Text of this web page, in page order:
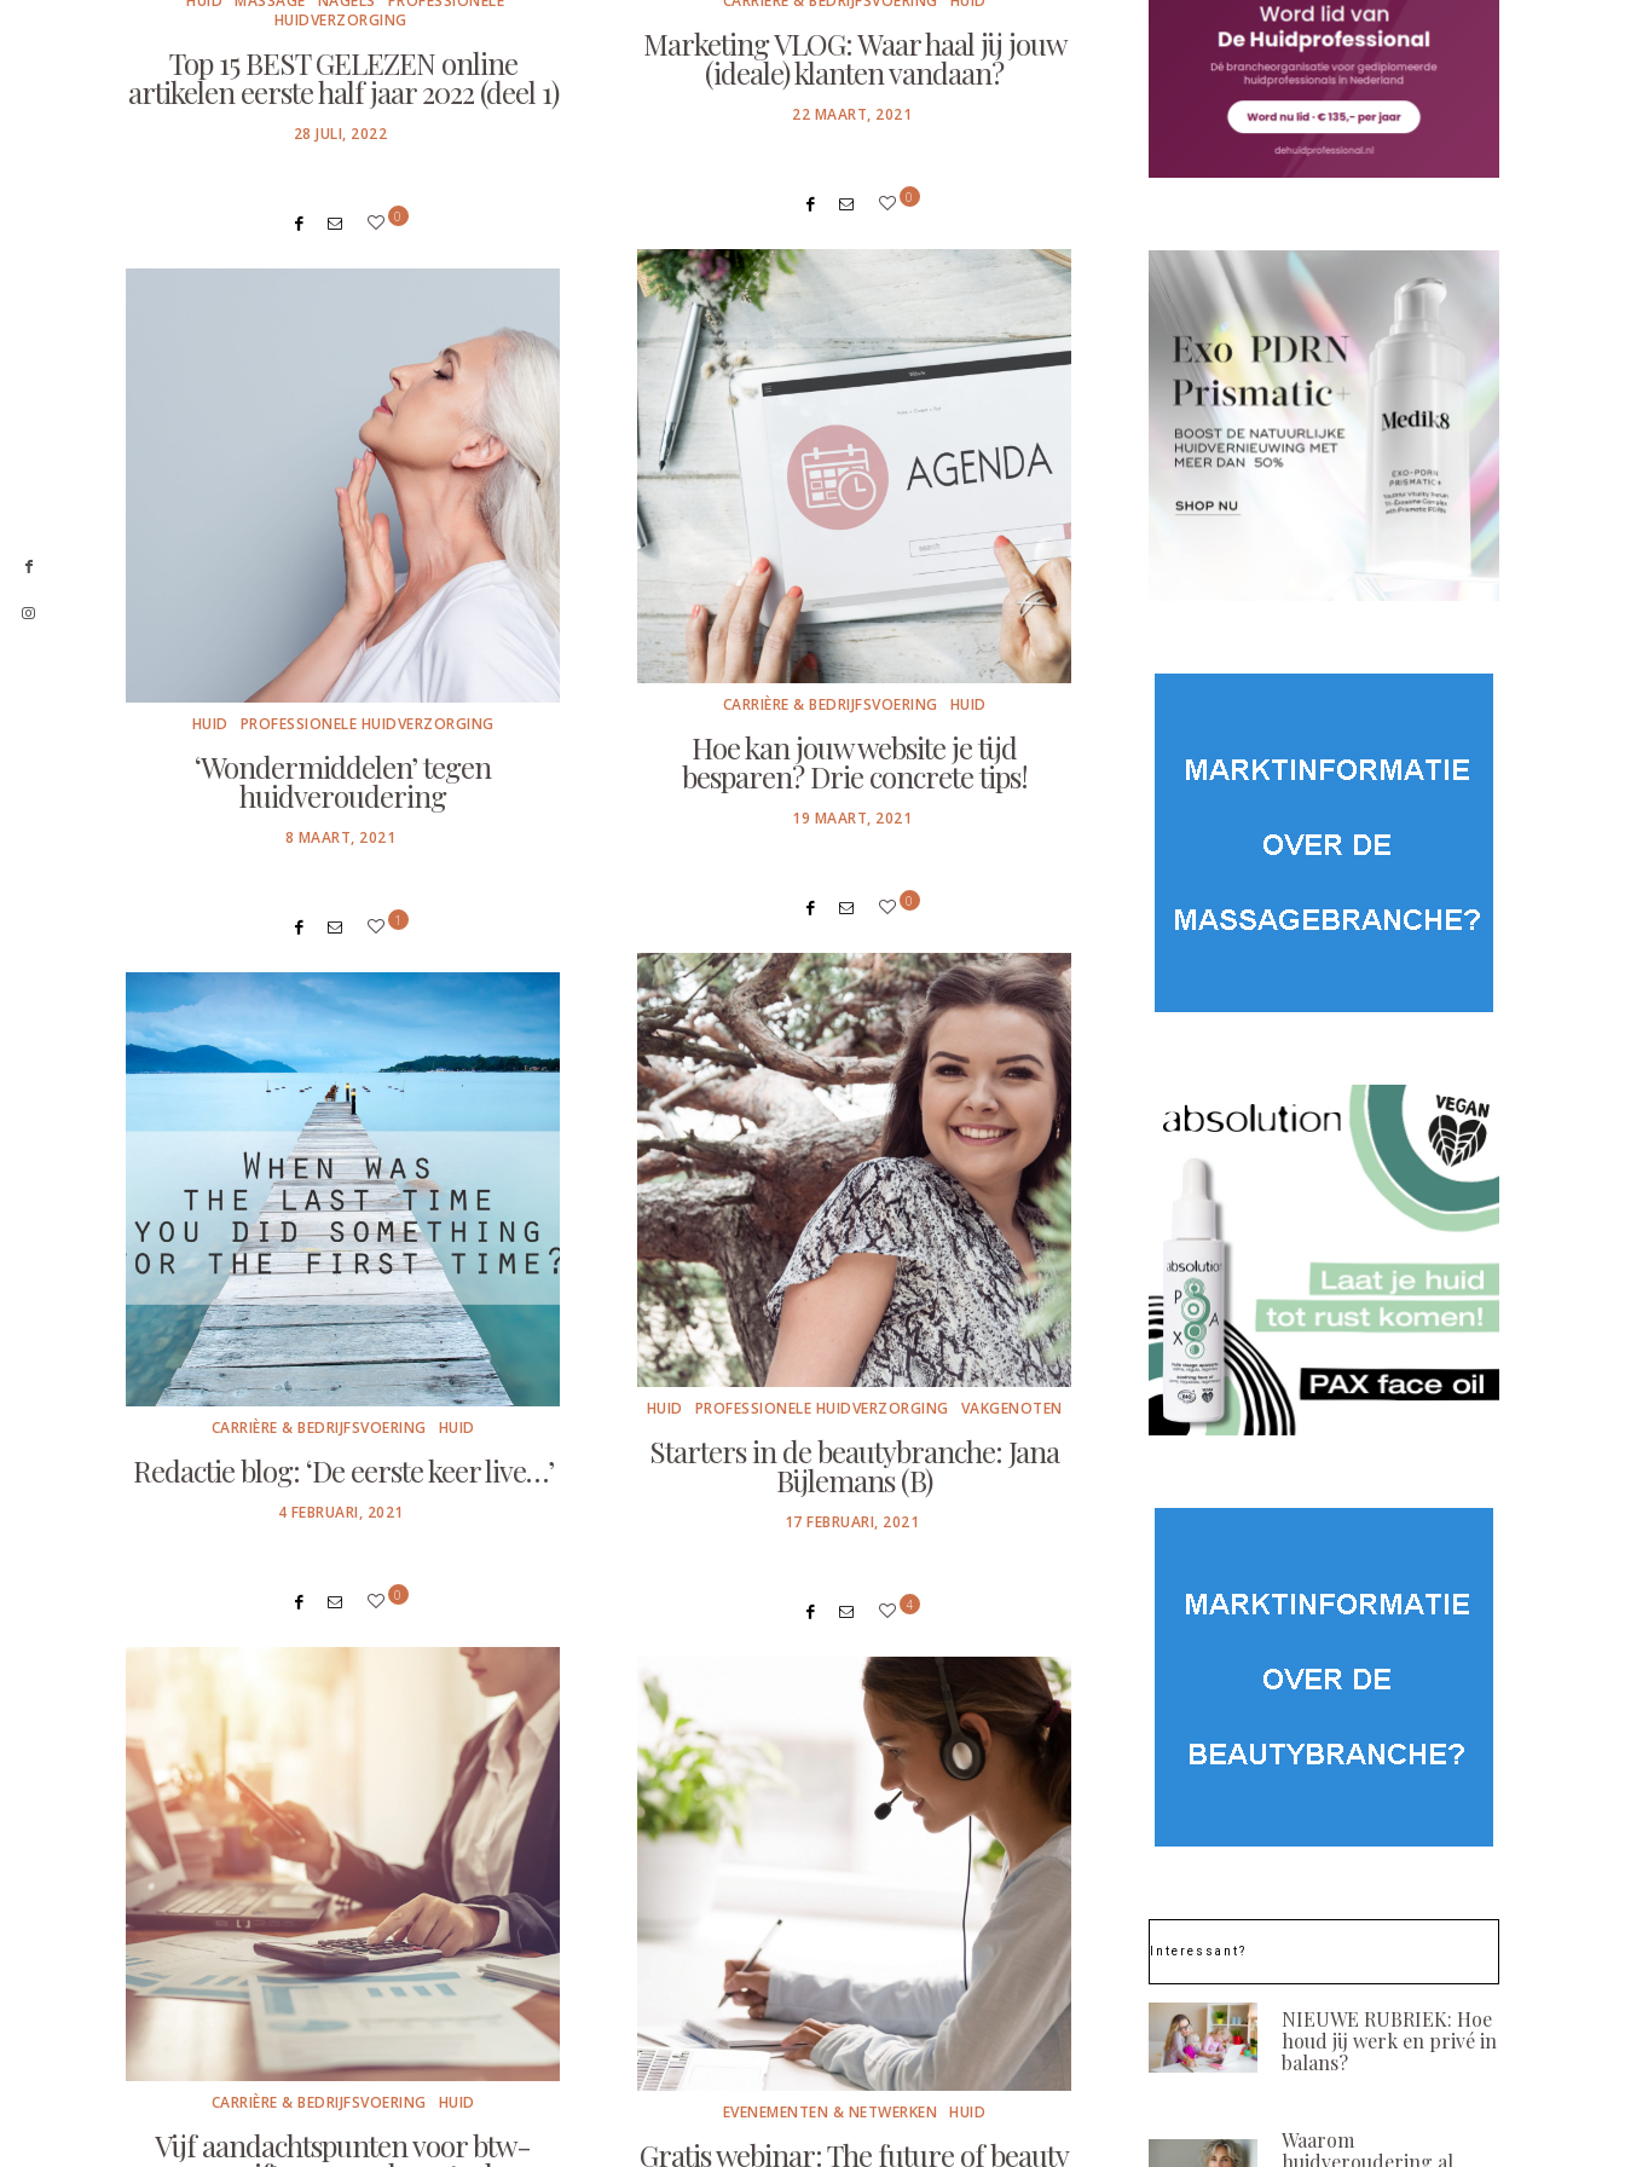
HUIDVERZORGING
Top 15 BEST GELEZEN online
artikelen eerste half jaar 2022 (deel 1)
POSTED
28 JULI, 2022
0
Marketing VLOG: Waar haal jij jouw
(ideale) klanten vandaan?
POSTED
22 MAART, 2021
0
CARRIÈRE & BEDRIJFSVOERING HUID
Hoe kan jouw website je tijd
besparen? Drie concrete tips!
POSTED
19 MAART, 2021
0
HUID PROFESSIONELE HUIDVERZORGING
‘Wondermiddelen’ tegen
huidveroudering
POSTED
8 MAART, 2021
1
HUID PROFESSIONELE HUIDVERZORGING VAKGENOTEN
Starters in de beautybranche: Jana
Bijlemans (B)
POSTED
17 FEBRUARI, 2021
4
CARRIÈRE & BEDRIJFSVOERING HUID
Redactie blog: ‘De eerste keer live…’
POSTED
4 FEBRUARI, 2021
0
CARRIÈRE & BEDRIJFSVOERING HUID
Vijf aandachtspunten voor btw-
EVENEMENTEN & NETWERKEN HUID
Gratis webinar: The future of beauty
Interessant?
NIEUWE RUBRIEK: Hoe
houd jij werk en privé in
balans?
Waarom
huidveroudering al